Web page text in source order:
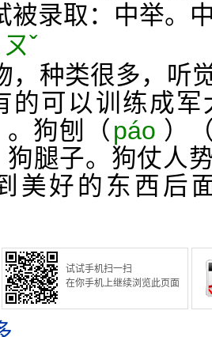
录取：中举。
ˇ
种类很多，听
的可以训练成
。狗刨（ páo ）
狗腿子。狗仗人
美好的东西后
试试手机扫一扫
在你手机上继续浏览此页面